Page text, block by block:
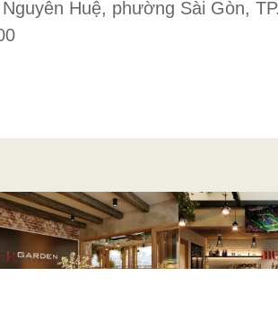
Huệ, phường Sài Gòn,